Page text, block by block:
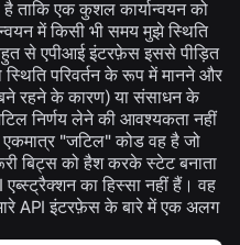
ताकि एक कुशल कार्यान्वयन को
में किसी भी समय मुझे स्थिति
से एपीआई इंटरफ़ेस इससे पीड़ित
परिवर्तन के रूप में मानने और
रहने के कारण) या संसाधन के
निर्णय लेने की आवश्यकता नहीं
"जटिल" कोड वह है जो
बिट्स को हैश करके स्टेट बनाता
का हिस्सा नहीं हैं। वह
API इंटरफ़ेस के बारे में एक अलग